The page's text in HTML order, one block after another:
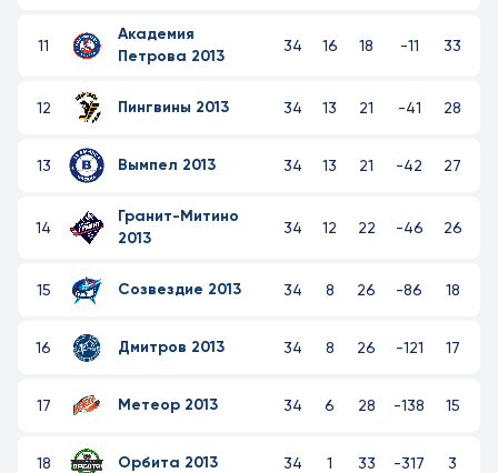
11
Академия
Петрова 2013
34 16 18 -11 33
12 Пингвины 2013 34 13 21 -41 28
13 Вымпел 2013 34 13 21 -42 27
14
Гранит-Митино
2013
34 12 22 -46 26
15 Созвездие 2013 34 8 26 -86 18
16 Дмитров 2013 34 8 26 -121 17
17 Метеор 2013 34 6 28 -138 15
18 Орбита 2013 34 1 33 -317 3